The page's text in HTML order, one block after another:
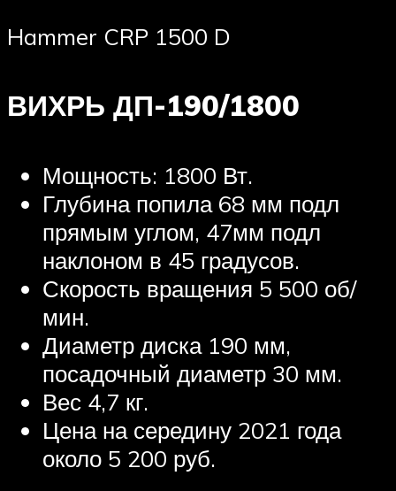
Hammer CRP 1500 D
ВИХРЬ ДП-190/1800
Мощность: 1800 Вт.
Глубина попила 68 мм подл
прямым углом, 47мм подл
наклоном в 45 градусов.
Скорость вращения 5 500 об/
мин.
Диаметр диска 190 мм,
посадочный диаметр 30 мм.
Вес 4,7 кг.
Цена на середину 2021 года
около 5 200 руб.